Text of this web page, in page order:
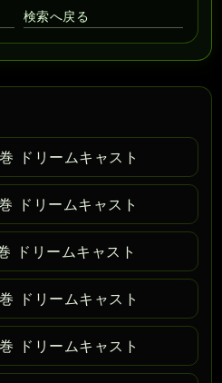
検索へ戻る
ドリームキャスト
ドリームキャスト
ドリームキャスト
ドリームキャスト
ドリームキャスト